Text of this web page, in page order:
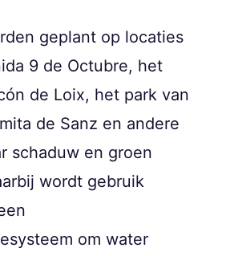
geplant op locaties
9 de Octubre, het
de Loix, het park van
de Sanz en andere
schaduw en groen
wordt gebruik
om water